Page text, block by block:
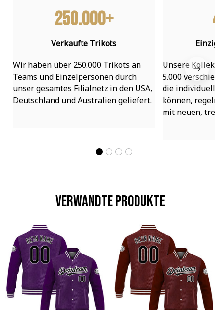
250.000+
Verkaufte Trikots
Wir haben über 250.000 Trikots an
Teams und Einzelpersonen durch
unser gesamtes Filialnetz in den USA,
Deutschland und Australien geliefert.
Unsere
5.000
die individuell
können,
mit neuen,
Verwandte Produkte